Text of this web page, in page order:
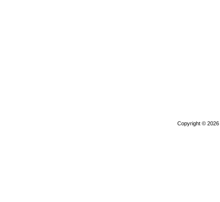
Copyright © 2026